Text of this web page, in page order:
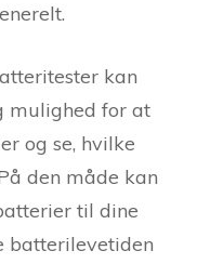
kan
mulighed for at
og se, hvilke
den måde kan
til dine
batterilevetiden